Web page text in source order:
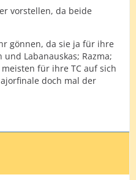
vorstellen, da beide
gönnen, da sie ja für ihre
Labanauskas; Razma;
für ihre TC auf sich
doch mal der